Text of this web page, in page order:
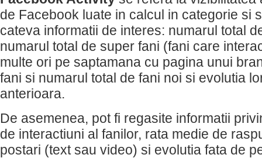
de Facebook luate in calcul in categorie si
cateva informatii de interes: numarul total
numarul total de super fani (fani care
multe ori pe saptamana cu pagina unui
fani si numarul total de fani noi si evolutia
anterioara.
De asemenea, pot fi regasite informatii
de interactiuni al fanilor, rata medie de
postari (text sau video) si evolutia fata de